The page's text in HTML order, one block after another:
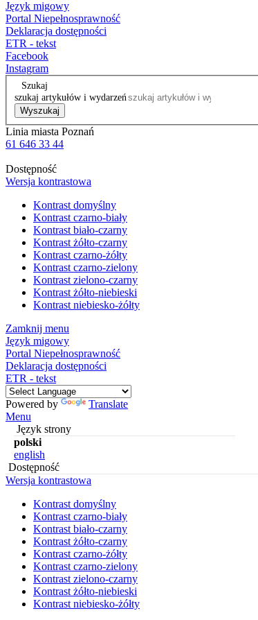
Język migowy
Portal Niepełnosprawność
Deklaracja dostępności
ETR - tekst
Facebook
Instagram
Szukaj
szukaj artykułów i wydarzeń
Wyszukaj
Linia miasta Poznań
61 646 33 44
Dostępność
Wersja kontrastowa
Kontrast domyślny
Kontrast czarno-biały
Kontrast biało-czarny
Kontrast żółto-czarny
Kontrast czarno-żółty
Kontrast czarno-zielony
Kontrast zielono-czarny
Kontrast żółto-niebieski
Kontrast niebiesko-żółty
Zamknij menu
Język migowy
Portal Niepełnosprawność
Deklaracja dostępności
ETR - tekst
Powered by
Translate
Menu
Język strony
polski
english
Dostępność
Wersja kontrastowa
Kontrast domyślny
Kontrast czarno-biały
Kontrast biało-czarny
Kontrast żółto-czarny
Kontrast czarno-żółty
Kontrast czarno-zielony
Kontrast zielono-czarny
Kontrast żółto-niebieski
Kontrast niebiesko-żółty